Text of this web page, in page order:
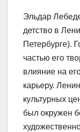
Эльдар
детство в
Петербурге).
частью его
влияние на
карьеру.
культурных
был окружен